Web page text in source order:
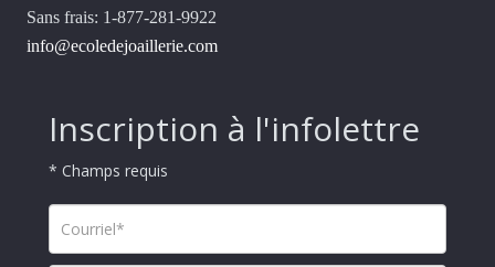
Sans frais: 1-877-281-9922
info@ecoledejoaillerie.com
Inscription à l'infolettre
* Champs requis